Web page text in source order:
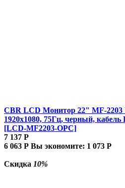
CBR LCD Монитор 22" MF-2203
1920x1080, 75Гц, черный,
[LCD-MF2203-OPC]
7 137 Р
6 063 Р Вы экономите: 1 073 Р
Скидка 10%